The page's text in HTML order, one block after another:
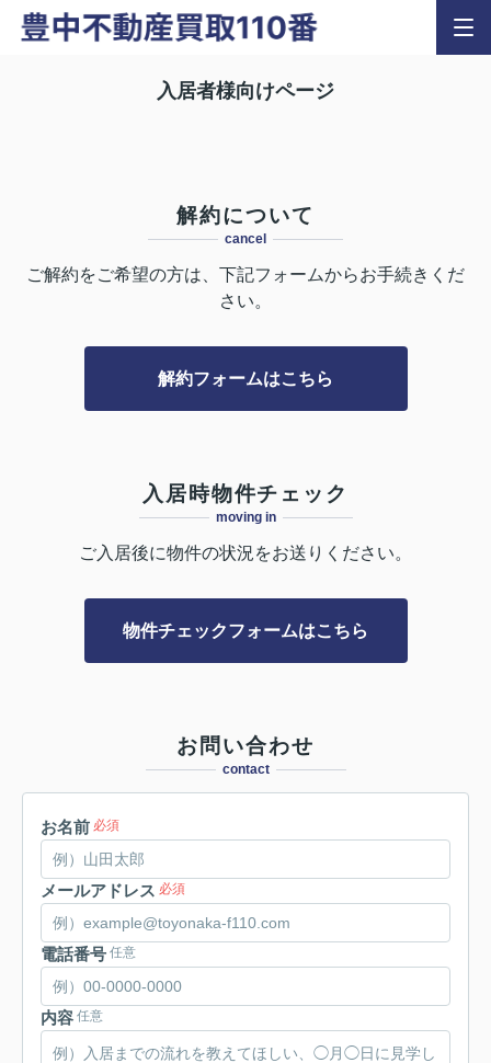
入居者様向けページ
解約について
cancel
ご解約をご希望の方は、下記フォームからお手続きくだ
さい。
解約フォームはこちら
入居時物件チェック
moving in
ご入居後に物件の状況をお送りください。
物件チェックフォームはこちら
お問い合わせ
contact
お名前 必須
メールアドレス 必須
電話番号 任意
内容 任意